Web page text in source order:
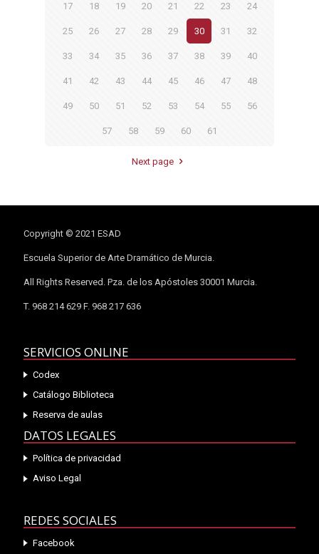
17 18 19 20 21 22 23 24
25 26 27 28 29 30 31 32
33 34 35 36 37 38 39 40
41 42 43 44 45 46 47 48
49 50 51 52 53 54 55 56
57 58 59 60 61
Next page
Copyright © 2021 ESAD
Escuela Superior de Arte Dramático de Murcia.
All Rights Reserved. Pza. de los Apóstoles 30001 Murcia.
T. 968 214 629 F. 968 217 636
SERVICIOS ONLINE
Codex
Catálogo Biblioteca
Reserva de aulas
DATOS LEGALES
Política de privacidad
Aviso Legal
REDES SOCIALES
Facebook